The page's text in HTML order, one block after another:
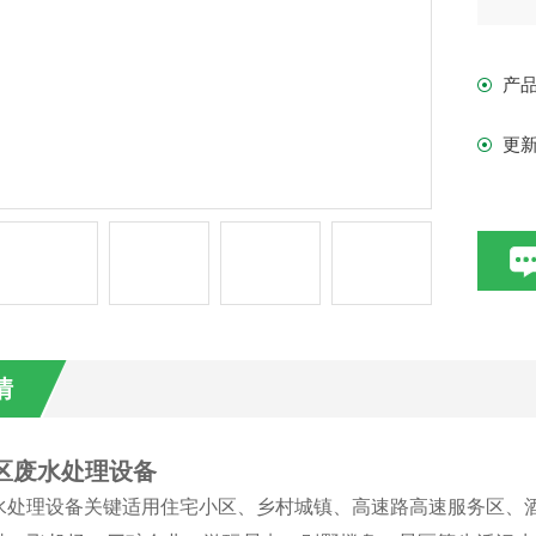
产
更
废水处理设备
处理设备关键适用住宅小区、乡村城镇、高速路高速服务区